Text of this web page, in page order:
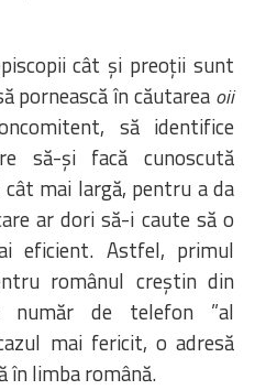
cât și preoții sunt
pornească în căutarea oii
să identifice
să-și facă cunoscută
mai largă, pentru a da
ar dori să-i caute să o
eficient. Astfel, primul
românul creștin din
număr de telefon ”al
mai fericit, o adresă
în limba română.